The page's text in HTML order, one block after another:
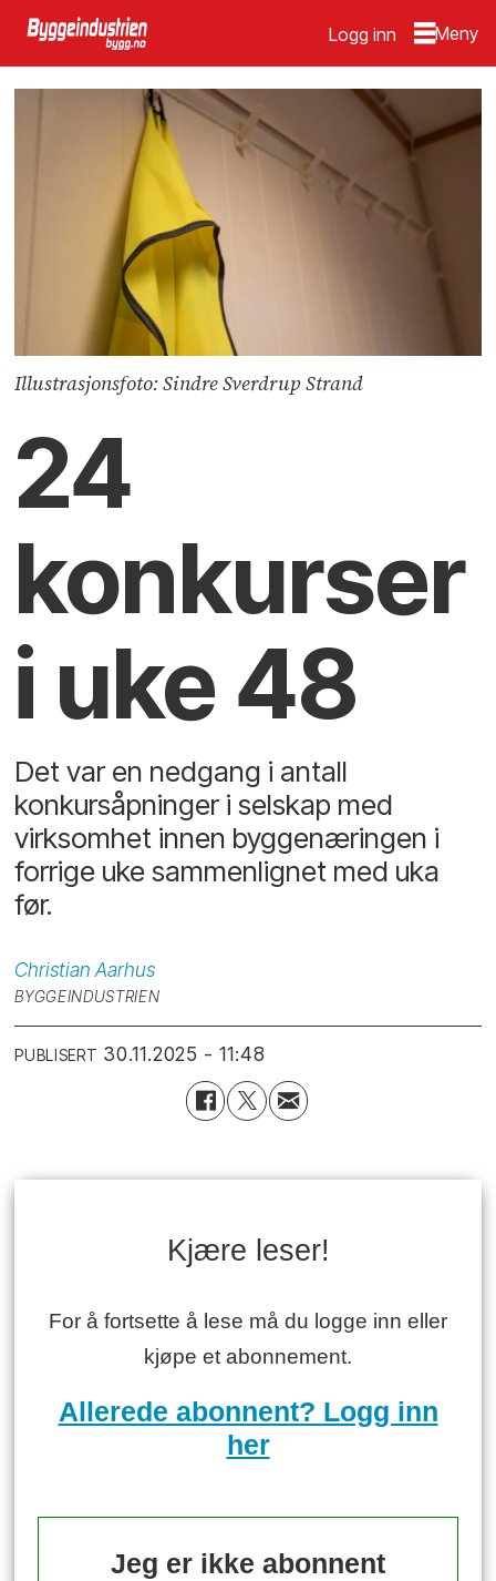
Logg inn
Illustrasjonsfoto: Sindre Sverdrup Strand
24
konkurser
i uke 48
Det var en nedgang i antall
konkursåpninger i selskap med
virksomhet innen byggenæringen i
forrige uke sammenlignet med uka
før.
Christian Aarhus
BYGGEINDUSTRIEN
PUBLISERT 30.11.2025 - 11:48
Kjære leser!
For å fortsette å lese må du logge inn eller
kjøpe et abonnement.
Allerede abonnent? Logg inn
her
Jeg er ikke abonnent